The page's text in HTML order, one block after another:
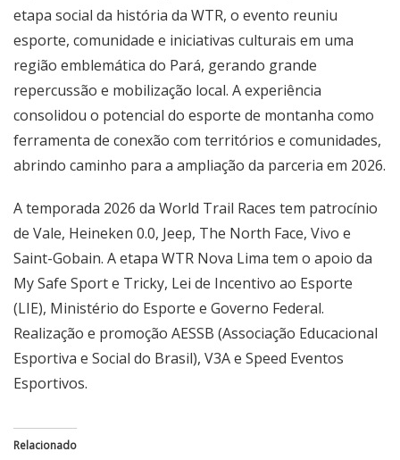
etapa social da história da WTR, o evento reuniu
esporte, comunidade e iniciativas culturais em uma
região emblemática do Pará, gerando grande
repercussão e mobilização local. A experiência
consolidou o potencial do esporte de montanha como
ferramenta de conexão com territórios e comunidades,
abrindo caminho para a ampliação da parceria em 2026.
A temporada 2026 da World Trail Races tem patrocínio
de Vale, Heineken 0.0, Jeep, The North Face, Vivo e
Saint-Gobain. A etapa WTR Nova Lima tem o apoio da
My Safe Sport e Tricky, Lei de Incentivo ao Esporte
(LIE), Ministério do Esporte e Governo Federal.
Realização e promoção AESSB (Associação Educacional
Esportiva e Social do Brasil), V3A e Speed Eventos
Esportivos.
Relacionado